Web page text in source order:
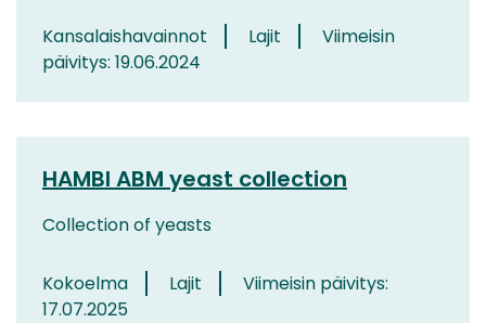
Kansalaishavainnot Lajit
Viimeisin
päivitys: 19.06.2024
HAMBI ABM yeast collection
Collection of yeasts
Kokoelma Lajit
Viimeisin päivitys:
17.07.2025